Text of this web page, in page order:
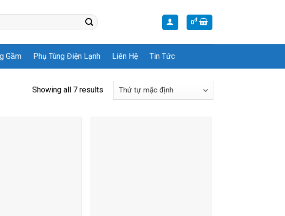
0đ
Gầm Phụ Tùng Điện Lạnh Liên Hệ Tin Tức
Showing all 7 results